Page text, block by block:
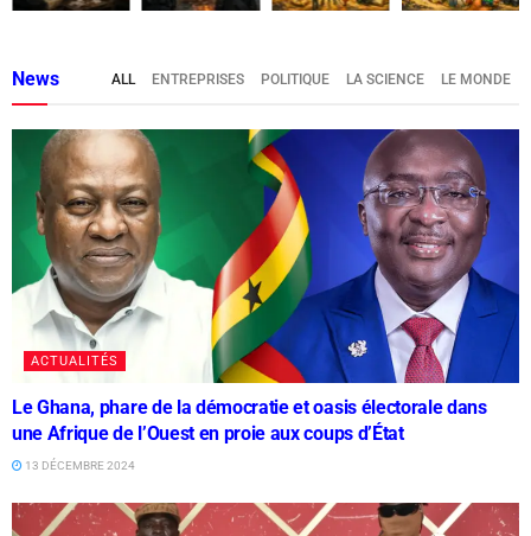
News ALL ENTREPRISES POLITIQUE LA SCIENCE LE MONDE
ACTUALITÉS
Le Ghana, phare de la démocratie et oasis électorale dans
une Afrique de l’Ouest en proie aux coups d’État
13 DÉCEMBRE 2024